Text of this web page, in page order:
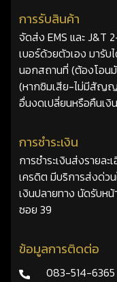
การรับสินค้า
จัดส่ง EMS และ J&T
เบอร์ด้วยตัวเอง มารั
นอกสถานที่ (ต้องโอน
(หากซิมเสีย-ไม่มีสัญ
อื่นงดเปลี่ยนหรือคืนเงิ
การชำระเงิน
การชำระเงินส่งรายล
เครดิต มีบริการส่งด่ว
เงินปลายทาง นัดรับห
ซอย 39
ข้อมูลการติดต่อ
083-514-6365